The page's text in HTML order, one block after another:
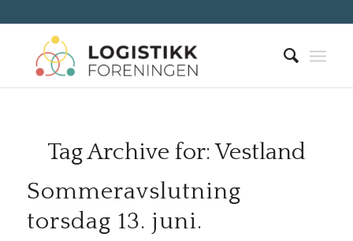
Tag Archive for:Vestland
Sommeravslutning
torsdag 13. juni.